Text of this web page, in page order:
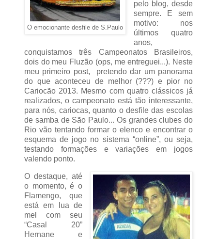
O emocionante desfile de S.Paulo
pelo blog, desde
sempre. E sem
motivo: nos
últimos quatro
anos,
conquistamos três Campeonatos Brasileiros,
dois do meu Fluzão (ops, me entreguei...). Neste
meu primeiro post, pretendo dar um panorama
do que aconteceu de melhor (???) e pior no
Cariocão 2013. Mesmo com quatro clássicos já
realizados, o campeonato está tão interessante,
para nós, cariocas, quanto o desfile das escolas
de samba de São Paulo... Os grandes clubes do
Rio vão tentando formar o elenco e encontrar o
esquema de jogo no sistema “online”, ou seja,
testando formações e variações em jogos
valendo ponto.
O destaque, até
o momento, é o
Flamengo, que
está em lua de
mel com seu
“Casal 20”
Hernane e